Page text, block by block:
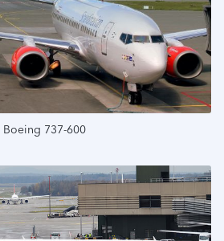
Подробнее
Boeing 737-600